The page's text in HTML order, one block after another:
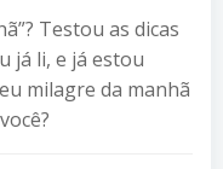
Testou as dicas
já li, e já estou
milagre da manhã